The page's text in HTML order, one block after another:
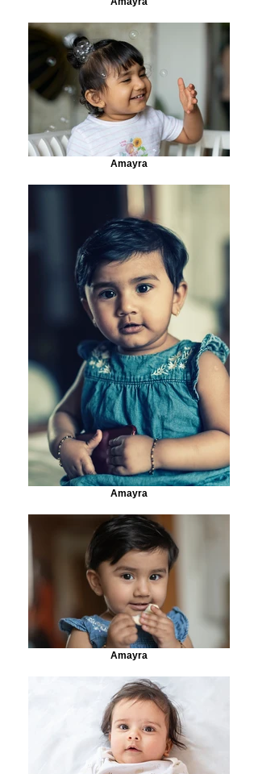
Amayra
Amayra
Amayra